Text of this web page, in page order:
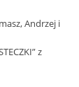
Andrzej i
z